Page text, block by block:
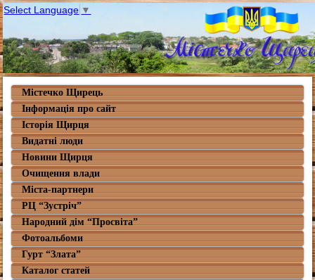
Select Language ▼
Містечко Щирець
Інформація про сайт
Історія Щирця
Видатні люди
Новини Щирця
Очищення влади
Міста-партнери
РЦ “Зустріч”
Народний дім “Просвіта”
Фотоальбоми
Гурт “Злата”
Каталог статей